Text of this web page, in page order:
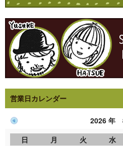
営業日カレンダー
2026 年
日
月 火 水